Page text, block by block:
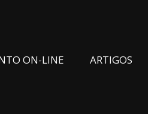
ON-LINE ARTIGOS